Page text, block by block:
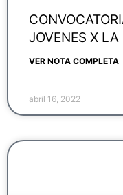
JOVENES X
VER NOTA COMPLETA
abril 16, 2022